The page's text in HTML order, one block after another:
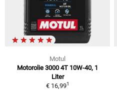
Motul
Motorolie 3000 4T 10W-40, 1
Liter
€ 16,991